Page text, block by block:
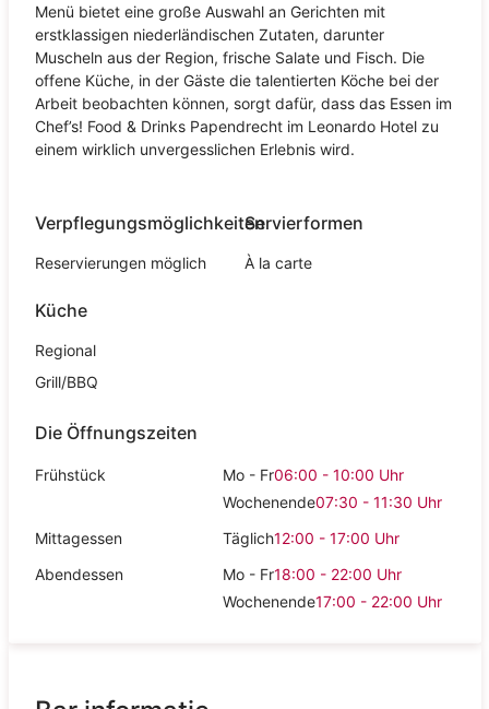
Menü bietet eine große Auswahl an Gerichten mit
erstklassigen niederländischen Zutaten, darunter
Muscheln aus der Region, frische Salate und Fisch. Die
offene Küche, in der Gäste die talentierten Köche bei der
Arbeit beobachten können, sorgt dafür, dass das Essen im
Chef’s! Food & Drinks Papendrecht im Leonardo Hotel zu
einem wirklich unvergesslichen Erlebnis wird.
Verpflegungsmöglichkeiten
Reservierungen möglich
Servierformen
À la carte
Küche
Regional
Grill/BBQ
Die Öffnungszeiten
Frühstück Mo - Fr06:00 - 10:00 Uhr
Wochenende07:30 - 11:30 Uhr
Mittagessen
Täglich12:00 - 17:00 Uhr
Abendessen
Mo - Fr18:00 - 22:00 Uhr
Wochenende17:00 - 22:00 Uhr